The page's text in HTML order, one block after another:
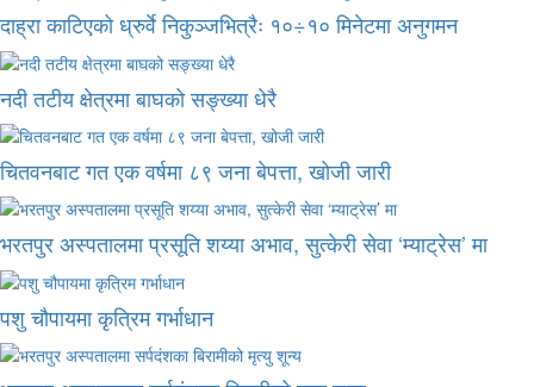
दाह्रा काटिएको ध्रुर्वे निकुञ्जभित्रैः १०÷१० मिनेटमा अनुगमन
नदी तटीय क्षेत्रमा बाघको सङ्ख्या धेरै
चितवनबाट गत एक वर्षमा ८९ जना बेपत्ता, खोजी जारी
भरतपुर अस्पतालमा प्रसूति शय्या अभाव, सुत्केरी सेवा ‘म्याट्रेस’ मा
पशु चौपायमा कृत्रिम गर्भाधान